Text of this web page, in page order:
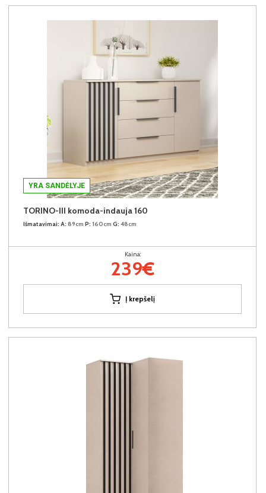
YRA SANDĖLYJE
TORINO-III komoda-indauja 160
Išmatavimai: A: 89cm P: 160cm G: 48cm
Kaina:
239€
Į krepšelį